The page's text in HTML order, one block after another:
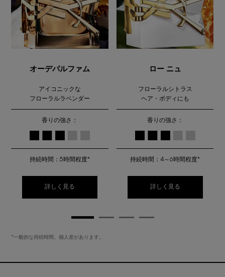
オーデパルファム
アイコニックな
フローラルラベンダー
香りの強さ：
持続時間：5時間程度*
詳しく見る
ロー ニュ
フローラルシトラス
ヘア・ボディにも
香りの強さ：
持続時間：4～6時間程度*
詳しく見る
*一般的な持続時間。個人差があります。